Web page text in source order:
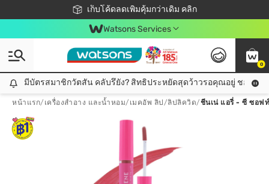
เก็บโค้ดลดเพิ่มคุ้มกว่าเดิม คลิก
ชอปออนไลน์ครั้งแรก ลดเพิ่มจุก ๆ 10%! 🎉
📦ส่งฟรี! เมื่อชอป 499฿
สมาชิกวัตสัน คลับดียังไง?
Watsons Services
0
มีบัตรสมาชิกวัตสัน คลับรึยัง? สิทธิประหยัดสุดว้าวรอคุณอยู่ ชอปคุ้มกว่าเดิม คลิก!
มีบัตรสมาชิกวัตสัน คลับรึยัง? สิทธิประหยัดสุดว้าวรอคุณอยู่ ชอปคุ้มก
หน้าแรก/ เครื่องสำอาง และน้ำหอม/ เมคอัพ ลิป /ลิปลิควิด/ชีนเน่ แอรี่ - ซี ซอฟ